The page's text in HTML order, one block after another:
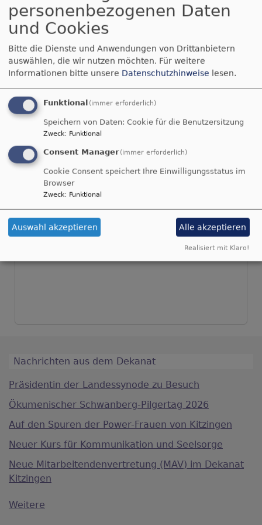
HERR hat deine Strafe weggenommen.
Zefanja 3,14-15
Christus ist gekommen und hat im
Evangelium Frieden verkündigt euch, die ihr
fern wart, und Frieden denen, die nahe
waren.
Epheser 2,17
© Evangelische Brüder-Unität –Herrnhuter Brüdergemeine
Weitere Informationen finden Sie
Sie können diesen Inhalt aufgrund Ihrer
Browser-Einstellungen nicht sehen.
Nachrichten aus dem Dekanat
Präsidentin der Landessynode zu Besuch
Ökumenischer Schwanberg-Pilgertag 2026
Auf den Spuren der Power-Frauen von Kitzingen
Neuer Kurs für Kommunikation und Seelsorge
Neue Mitarbeitendenvertretung (MAV) im Dekanat
Kitzingen
Weitere
personenbezogenen Daten
und Cookies
Bitte die Dienste und Anwendungen von Drittanbietern
auswählen, die wir nutzen möchten. Für weitere
Informationen bitte unsere Datenschutzhinweise lesen.
Funktional (immer erforderlich)
Speichern von Daten: Cookie für die Benutzersitzung
Zweck: Funktional
Consent Manager (immer erforderlich)
Cookie Consent speichert Ihre Einwilligungsstatus im
Browser
Zweck: Funktional
Auswahl akzeptieren Alle akzeptieren
Realisiert mit Klaro!